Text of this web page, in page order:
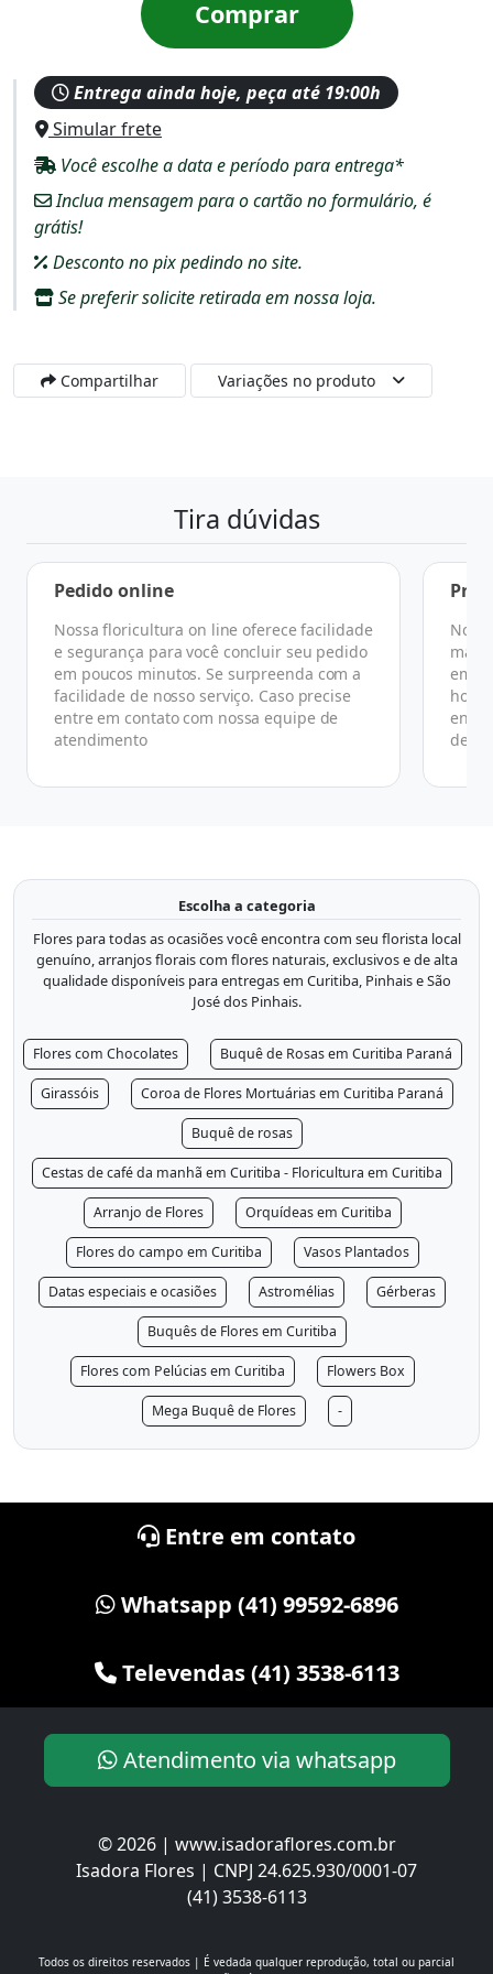
Comprar
Entrega ainda hoje, peça até 19:00h
Simular frete
Você escolhe a data e período para entrega*
Inclua mensagem para o cartão no formulário, é
grátis!
Desconto no pix pedindo no site.
Se preferir solicite retirada em nossa loja.
Compartilhar Variações no produto
Tira dúvidas
Pedido online
Nossa floricultura on line oferece facilidade
e segurança para você concluir seu pedido
em poucos minutos. Se surpreenda com a
facilidade de nosso serviço. Caso precise
entre em contato com nossa equipe de
atendimento
No
em
de
Escolha a categoria
Flores para todas as ocasiões você encontra com seu florista local
genuíno, arranjos florais com flores naturais, exclusivos e de alta
qualidade disponíveis para entregas em Curitiba, Pinhais e São
José dos Pinhais.
Flores com Chocolates Buquê de Rosas em Curitiba Paraná
Girassóis Coroa de Flores Mortuárias em Curitiba Paraná
Buquê de rosas
Cestas de café da manhã em Curitiba - Floricultura em Curitiba
Arranjo de Flores Orquídeas em Curitiba
Flores do campo em Curitiba Vasos Plantados
Datas especiais e ocasiões Astromélias Gérberas
Buquês de Flores em Curitiba
Flores com Pelúcias em Curitiba Flowers Box
Mega Buquê de Flores -
Entre em contato
Whatsapp (41) 99592-6896
Televendas (41) 3538-6113
Atendimento via whatsapp
© 2026 | www.isadoraflores.com.br
Isadora Flores | CNPJ 24.625.930/0001-07
(41) 3538-6113
Todos os direitos reservados | É vedada qualquer reprodução, total ou parcial